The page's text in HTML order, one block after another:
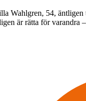
Wahlgren, 54,
är rätta för